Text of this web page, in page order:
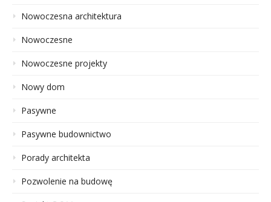
Nowoczesna architektura
Nowoczesne
Nowoczesne projekty
Nowy dom
Pasywne
Pasywne budownictwo
Porady architekta
Pozwolenie na budowę